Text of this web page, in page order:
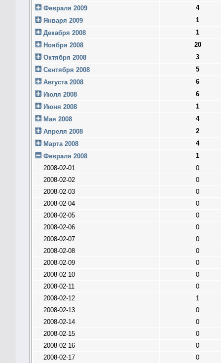
Февраля 2009
4
Января 2009
1
Декабря 2008
1
Ноября 2008
20
Октября 2008
3
Сентября 2008
5
Августа 2008
6
Июля 2008
6
Июня 2008
1
Мая 2008
4
Апреля 2008
2
Марта 2008
4
Февраля 2008
1
2008-02-01
0
2008-02-02
0
2008-02-03
0
2008-02-04
0
2008-02-05
0
2008-02-06
0
2008-02-07
0
2008-02-08
0
2008-02-09
0
2008-02-10
0
2008-02-11
0
2008-02-12
1
2008-02-13
0
2008-02-14
0
2008-02-15
0
2008-02-16
0
2008-02-17
0